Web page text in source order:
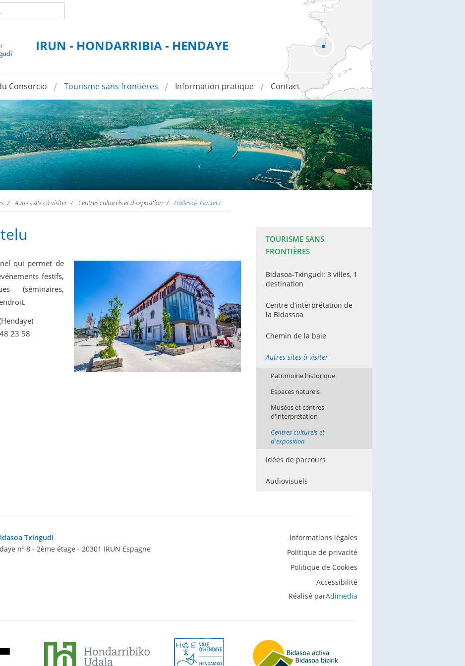
IRUN - HONDARRIBIA - HENDAYE
Consorcio Tourisme sans frontières Information pratique Contact
Autres sites à visiter Centres culturels et d'exposition Halles de Gaztelu
qui permet de
festifs,
(séminaires,
23 58
TOURISME SANS
FRONTIÈRES
Bidasoa-Txingudi: 3 villes, 1
destination
Centre d’interprétation de
la Bidassoa
Chemin de la baie
Autres sites à visiter
Patrimoine historique
Espaces naturels
Musées et centres
d'interprétation
Centres culturels et
d'exposition
Idées de parcours
Audiovisuels
Txingudi
nº 8 - 2ème étage - 20301 IRUN Espagne
Informations légales
Polítique de privacité
Politique de Cookies
Accessibilité
Réalisé parAdimedia